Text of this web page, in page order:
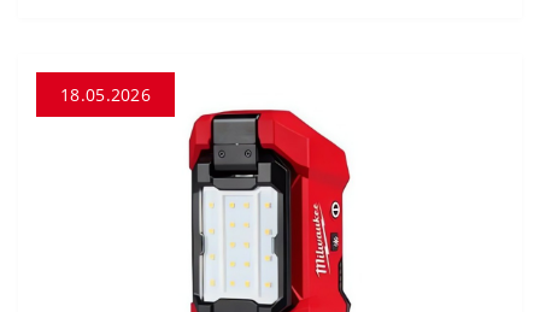
18.05.2026